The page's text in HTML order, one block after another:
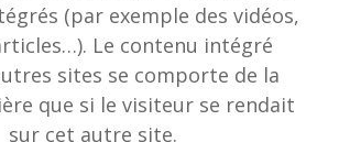
(par exemple des vidéos,
Le contenu intégré
sites se comporte de la
que si le visiteur se rendait
sur cet autre site.